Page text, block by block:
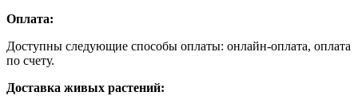
Оплата:
Доступны следующие способы оплаты: онлайн-оплата, оплата
по счету.
Доставка живых растений: